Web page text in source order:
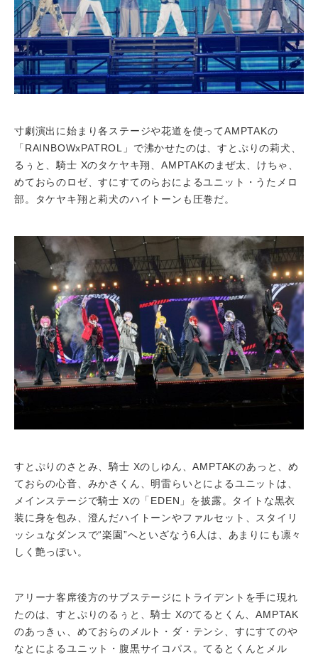
寸劇演出に始まり各ステージや花道を使ってAMPTAKの
「RAINBOWxPATROL」で沸かせたのは、すとぷりの莉犬、
るぅと、騎士 Xのタケヤキ翔、AMPTAKのまぜ太、けちゃ、
めておらのロゼ、すにすてのらおによるユニット・うたメロ
部。タケヤキ翔と莉犬のハイトーンも圧巻だ。
すとぷりのさとみ、騎士 Xのしゆん、AMPTAKのあっと、め
ておらの心音、みかさくん、明雷らいとによるユニットは、
メインステージで騎士 Xの「EDEN」を披露。タイトな黒衣
装に身を包み、澄んだハイトーンやファルセット、スタイリ
ッシュなダンスで“楽園”へといざなう6人は、あまりにも凛々
しく艶っぽい。
アリーナ客席後方のサブステージにトライデントを手に現れ
たのは、すとぷりのるぅと、騎士 Xのてるとくん、AMPTAK
のあっきぃ、めておらのメルト・ダ・テンシ、すにすてのや
なとによるユニット・腹黒サイコパス。てるとくんとメル